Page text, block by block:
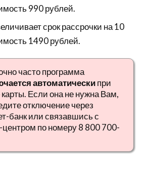
990 рублей.
срок рассрочки на 10
1490 рублей.
часто программа
автоматическипри
Если она не нужна Вам,
отключение через
банк или связавшись с
центром по номеру 8 800 700-